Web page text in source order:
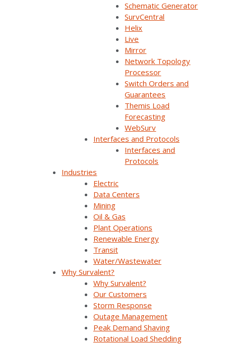
Schematic Generator
SurvCentral
Helix
Live
Mirror
Network Topology
Processor
Switch Orders and
Guarantees
Themis Load
Forecasting
WebSurv
Interfaces and Protocols
Interfaces and
Protocols
Industries
Electric
Data Centers
Mining
Oil & Gas
Plant Operations
Renewable Energy
Transit
Water/Wastewater
Why Survalent?
Why Survalent?
Our Customers
Storm Response
Outage Management
Peak Demand Shaving
Rotational Load Shedding
El Instituto Costarricense de Electricidad (ICE) es una
empresa pública que presta servicio a más de un millón de
clientes. ICE es muy consciente de los compromisos de Costa
Rica para el cumplimiento de los Objetivos de Desarrollo
Sustentable (SDG) de la Agenda 2030 de la UNESCO. Para
cumplir su parte, el ICE se ha comprometido a aumentar el
número de vehículos eléctricos en el país a 1 millón para
2030, lo que requiere una sofisticada solución ADMS. Bajo
esta condición, grandes cambios en el movimiento semanal
de la población implican cambios de igual magnitud en el
consumo de electricidad del país, un reto que cualquier nueva
solución ADMS debe poder solucionar.
Survalent y Electroval proveerán una plataforma unificada que
incluye SCADA, OMS, DMS, DERMS, una interfaz
especialmente diseñada basada en la interfaz gráfica
SmartVU® de Survalent y soporte continuo posterior a la
implementación. La solución ADMS y DERMS (Sistema de
Gestión de Recursos Energéticos Distribuidos), será la
primera de su clase en América, ofreciendo el paquete
completo de soluciones SurvalentONE® para la gestión de
distribución, automatización, gestión de interrupciones y
gestión de energías renovables. Survalent se encargará del
desarrollo del software y de las interfaces personalizadas,
Electroval de la configuración y administración, y ambos
mantendrán un compromiso conjunto para dar el soporte y la
capacitación requeridas. La implementación en fases
contempla 6 meses para SCADA, seguidos de 12 meses para
OMS y, por último, 6 meses para DMS y DERMS.